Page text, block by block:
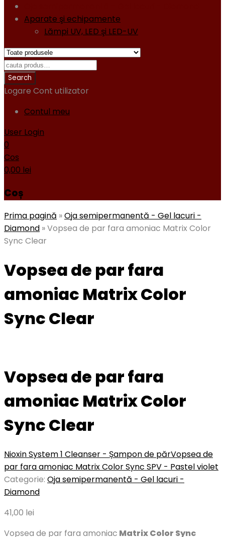
Aparate şi echipamente
Lămpi UV, LED şi LED-UV
Logare Cont utilizator
Contul meu
User Login
0
Cos
0,00 lei
Coș
Prima pagină »Oja semipermanentă - Gel lacuri -
Diamond »Vopsea de par fara amoniac Matrix Color
Sync Clear
Vopsea de par fara
amoniac Matrix Color
Sync Clear
Vopsea de par fara
amoniac Matrix Color
Sync Clear
Nioxin System 1 Cleanser - Șampon de părVopsea de
par fara amoniac Matrix Color Sync SPV - Pastel violet
Categorie: Oja semipermanentă - Gel lacuri -
Diamond
41,00 lei
Vopsea de par fara amoniac Matrix Color Sync